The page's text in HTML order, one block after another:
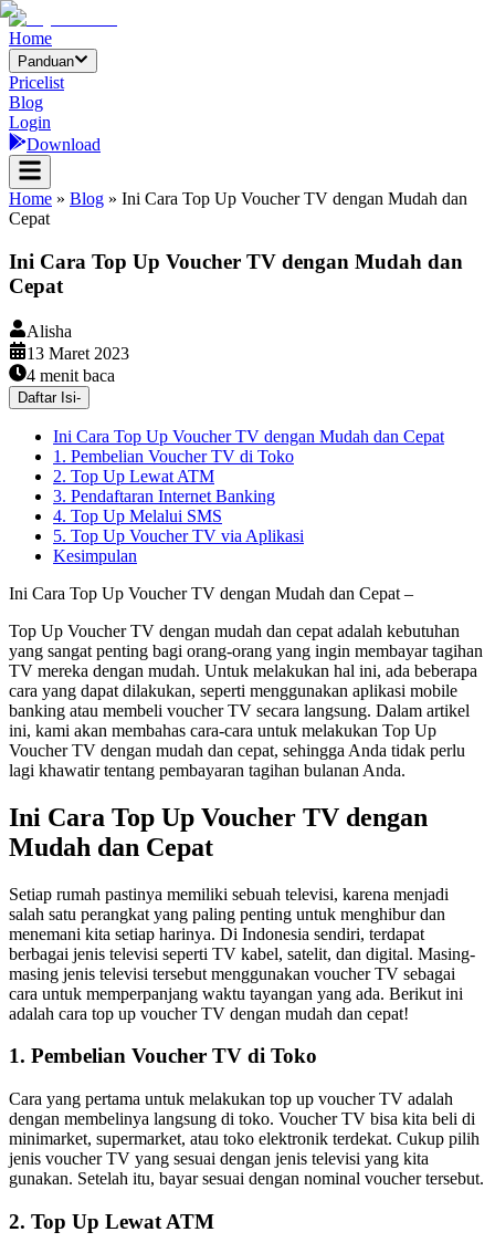
Home
Panduan
Pricelist
Blog
Login
Download
Home » Blog » Ini Cara Top Up Voucher TV dengan Mudah dan
Cepat
Ini Cara Top Up Voucher TV dengan Mudah dan
Cepat
Alisha
13 Maret 2023
4 menit baca
Daftar Isi-
Ini Cara Top Up Voucher TV dengan Mudah dan Cepat
1. Pembelian Voucher TV di Toko
2. Top Up Lewat ATM
3. Pendaftaran Internet Banking
4. Top Up Melalui SMS
5. Top Up Voucher TV via Aplikasi
Kesimpulan
Ini Cara Top Up Voucher TV dengan Mudah dan Cepat –
Top Up Voucher TV dengan mudah dan cepat adalah kebutuhan
yang sangat penting bagi orang-orang yang ingin membayar tagihan
TV mereka dengan mudah. Untuk melakukan hal ini, ada beberapa
cara yang dapat dilakukan, seperti menggunakan aplikasi mobile
banking atau membeli voucher TV secara langsung. Dalam artikel
ini, kami akan membahas cara-cara untuk melakukan Top Up
Voucher TV dengan mudah dan cepat, sehingga Anda tidak perlu
lagi khawatir tentang pembayaran tagihan bulanan Anda.
Ini Cara Top Up Voucher TV dengan
Mudah dan Cepat
Setiap rumah pastinya memiliki sebuah televisi, karena menjadi
salah satu perangkat yang paling penting untuk menghibur dan
menemani kita setiap harinya. Di Indonesia sendiri, terdapat
berbagai jenis televisi seperti TV kabel, satelit, dan digital. Masing-
masing jenis televisi tersebut menggunakan voucher TV sebagai
cara untuk memperpanjang waktu tayangan yang ada. Berikut ini
adalah cara top up voucher TV dengan mudah dan cepat!
1. Pembelian Voucher TV di Toko
Cara yang pertama untuk melakukan top up voucher TV adalah
dengan membelinya langsung di toko. Voucher TV bisa kita beli di
minimarket, supermarket, atau toko elektronik terdekat. Cukup pilih
jenis voucher TV yang sesuai dengan jenis televisi yang kita
gunakan. Setelah itu, bayar sesuai dengan nominal voucher tersebut.
2. Top Up Lewat ATM